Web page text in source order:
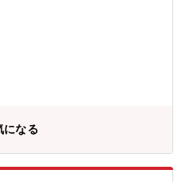
を用
品、電子
化学系の分析機器を中心に多種
になる